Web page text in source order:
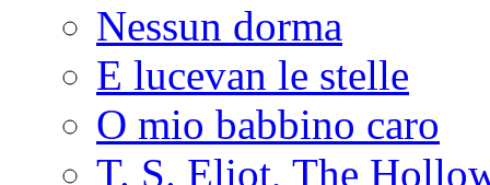
Nessun dorma
E lucevan le stelle
O mio babbino caro
T. S. Eliot, The